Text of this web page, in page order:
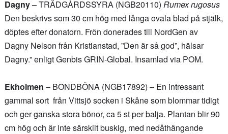
Dagny– TRÄDGÅRDSSYRA (NGB20110) Rumex rugosus
Den beskrivs som 30 cm hög med långa ovala blad på stjälk,
döptes efter donatorn. Frön donerades till NordGen av
Dagny Nelson från Kristianstad, ”Den är så god”, hälsar
Dagny.” enligt Genbis GRIN-Global. Insamlad via POM.
Ekholmen – BONDBÖNA (NGB17892) – En intressant
gammal sort från Vittsjö socken i Skåne som blommar tidigt
och ger ganska stora bönor, ca 5 st per balja. Plantan blir 90
cm hög och är inte särskilt buskig, med nedåthängande